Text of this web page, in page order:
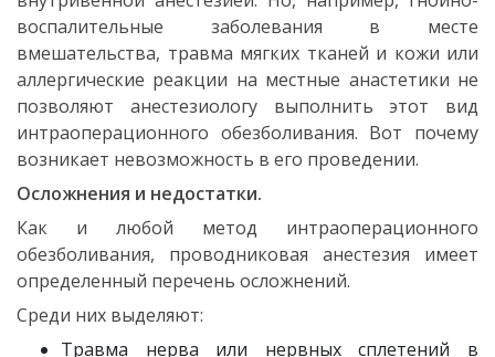
воспалительные заболевания в месте
вмешательства, травма мягких тканей и кожи или
аллергические реакции на местные анастетики не
позволяют анестезиологу выполнить этот вид
интраоперационного обезболивания. Вот почему
возникает невозможность в его проведении.
Осложнения и недостатки.
Как и любой метод интраоперационного
обезболивания, проводниковая анестезия имеет
определенный перечень осложнений.
Среди них выделяют:
Травма нерва или нервных сплетений в